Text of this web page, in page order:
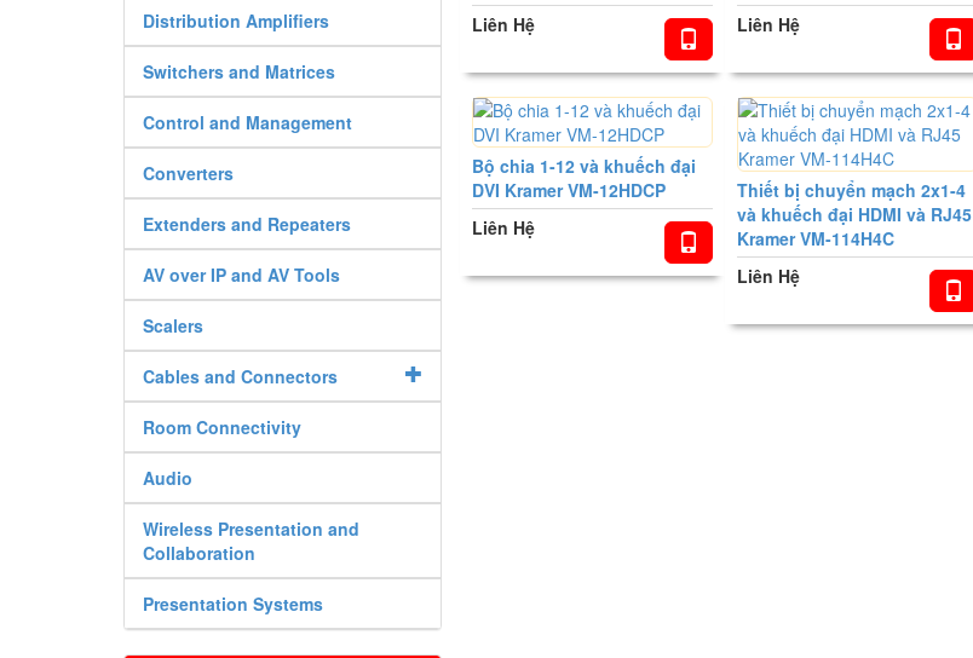
Distribution Amplifiers
Switchers and Matrices
Control and Management
Converters
Extenders and Repeaters
AV over IP and AV Tools
Scalers
Cables and Connectors
Room Connectivity
Audio
Wireless Presentation and
Collaboration
Presentation Systems
Liên Hệ
Liên Hệ
Bộ chia 1-12 và khuếch đại
DVI Kramer VM-12HDCP
Liên Hệ
Thiết bị chuyển mạch 2x1-4
và khuếch đại HDMI và RJ45
Kramer VM-114H4C
Liên Hệ